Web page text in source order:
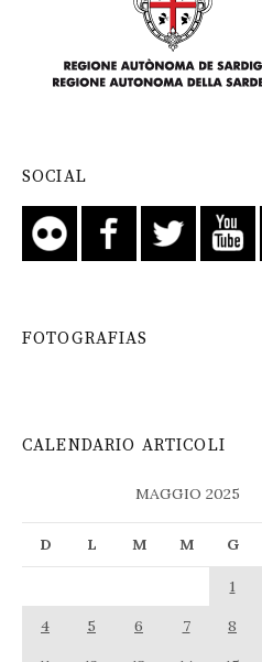
SOCIAL
FOTOGRAFIAS
CALENDARIO ARTICOLI
MAGGIO 2025
D L M M G
1
4
5 6 7 8